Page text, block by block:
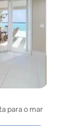
para o mar